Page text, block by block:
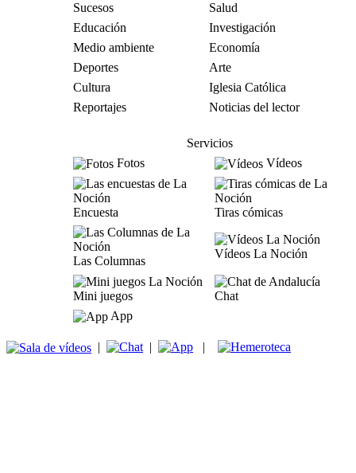
Sucesos
Salud
Educación
Investigación
Medio ambiente
Economía
Deportes
Arte
Cultura
Iglesia Católica
Reportajes
Noticias del lector
Servicios
Fotos
Vídeos
Encuesta Tiras cómicas
Las Columnas
Vídeos La Noción
Mini juegos
Chat
App
| | |